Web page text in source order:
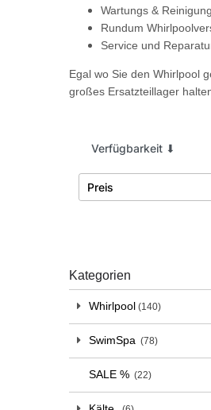
Wartungs &
Rundum
Service und
Egal wo Sie den Whirlpool
großes Ersatzteillager
Preis
Kategorien
Whirlpool 140
SwimSpa 78
SALE % 22